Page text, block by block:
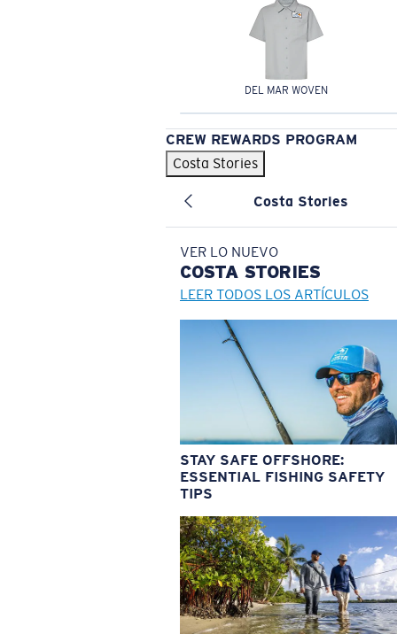
DEL MAR WOVEN
CREW REWARDS PROGRAM
Costa Stories
Costa Stories
VER LO NUEVO
COSTA STORIES
LEER TODOS LOS ARTÍCULOS
STAY SAFE OFFSHORE:
ESSENTIAL FISHING SAFETY
TIPS